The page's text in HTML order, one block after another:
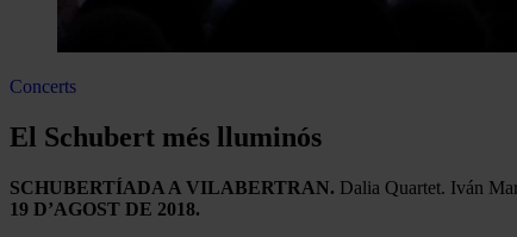
Concerts
El Schubert més lluminós
SCHUBERTÍADA A VILABERTRAN. Dalia Quartet. Iván
19 D’AGOST DE 2018.